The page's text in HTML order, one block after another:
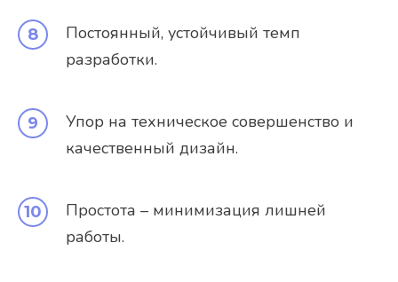
Постоянный, устойчивый темп
разработки.
Упор на техническое совершенство и
качественный дизайн.
Простота – минимизация лишней
работы.